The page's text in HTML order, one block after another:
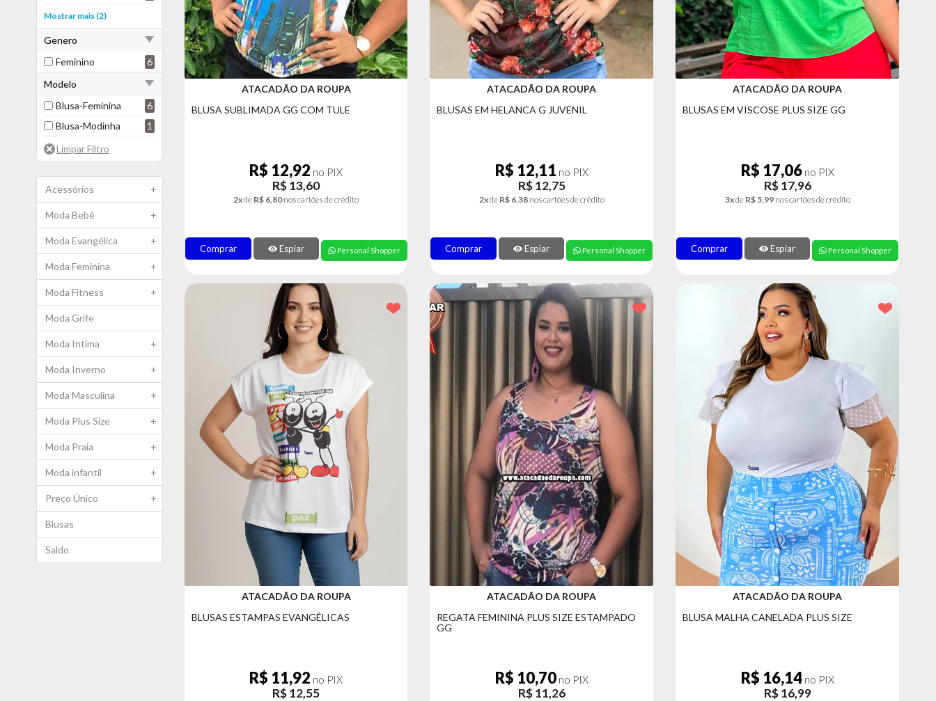
G
3
Mostrar mais (2)
Genero
Feminino
6
Modelo
Blusa-Feminina
6
Blusa-Modinha
1
Acessórios +
Moda Bebê +
Moda Evangélica +
Moda Feminina +
Moda Fitness +
Moda Grife
Moda Intima +
Moda Inverno +
Moda Masculina +
Moda Plus Size +
Moda Praia +
Moda infantil +
Preço Único +
Blusas
Saldo
ATACADÃO DA ROUPA
BLUSA SUBLIMADA GG COM TULE
R$ 12,92 no PIX
R$ 13,60
2xde R$ 6,80nos cartões de crédito
Comprar Espiar Personal Shopper
ATACADÃO DA ROUPA
BLUSAS EM HELANCA G JUVENIL
R$ 12,11 no PIX
R$ 12,75
2xde R$ 6,38 nos cartões de crédito
Comprar Espiar Personal Shopper
ATACADÃO DA ROUPA
BLUSAS EM VISCOSE PLUS SIZE GG
R$ 17,06no PIX
R$ 17,96
3xde R$ 5,99 nos cartões de crédito
Comprar Espiar Personal Shopper
ATACADÃO DA ROUPA
BLUSAS ESTAMPAS EVANGÊLICAS
R$ 11,92 no PIX
R$ 12,55
ATACADÃO DA ROUPA
REGATA FEMININA PLUS SIZE ESTAMPADO
GG
R$ 10,70no PIX
R$ 11,26
ATACADÃO DA ROUPA
BLUSA MALHA CANELADA PLUS SIZE
R$ 16,14no PIX
R$ 16,99